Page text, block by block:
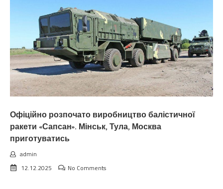
Офіційно розпочато виробництво балістичної
ракети «Сапсан». Мінськ, Тула, Москва
приготуватись
admin
12.12.2025
No Comments